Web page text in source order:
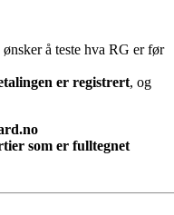
å teste hva RG er før
er registrert, og
som er fulltegnet